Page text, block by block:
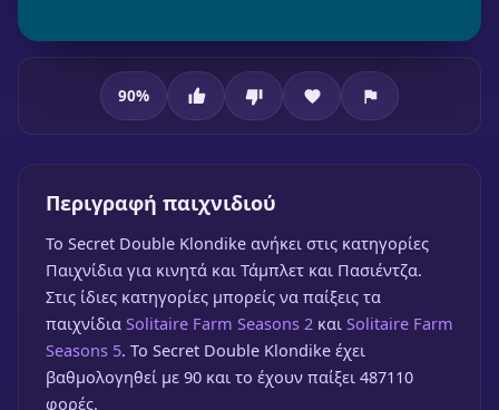
Secret Double Klondike
★90%🎮 1 Παίκτης
Παίξε δωρεάν
90%
Περιγραφή παιχνιδιού
To Secret Double Klondike ανήκει στις κατηγορίες
Παιχνίδια για κινητά και Τάμπλετ και Πασιέντζα.
Στις ίδιες κατηγορίες μπορείς να παίξεις τα
παιχνίδια Solitaire Farm Seasons 2 και Solitaire Farm
Seasons 5. Το Secret Double Klondike έχει
βαθμολογηθεί με 90 και το έχουν παίξει 487110
φορές.